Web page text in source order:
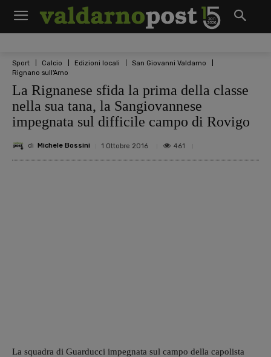
Sport Calcio Edizioni locali
San Giovanni Valdarno
Rignano sull'Arno
La Rignanese sfida la prima della classe
nella sua tana, la Sangiovannese
impegnata sul difficile campo di Rovigo
di Michele Bossini 1 Ottobre 2016 461
La squadra di Guarducci impegnata sul campo della capolista